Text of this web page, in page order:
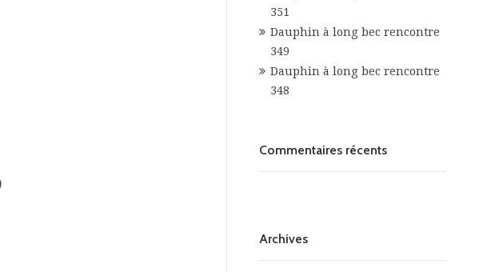
351
Dauphin à long bec rencontre
349
Dauphin à long bec rencontre
348
Commentaires récents
Archives